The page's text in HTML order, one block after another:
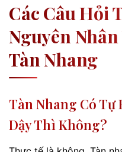
Các Câu Hỏi
Nguyên Nhân
Tàn Nhang
Tàn Nhang Có Tự
Dậy Thì Không?